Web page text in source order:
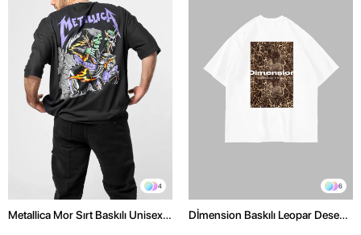
4
Metallica Mor Sırt Baskılı Unisex
6
Dİmension Baskılı Leopar Desenli